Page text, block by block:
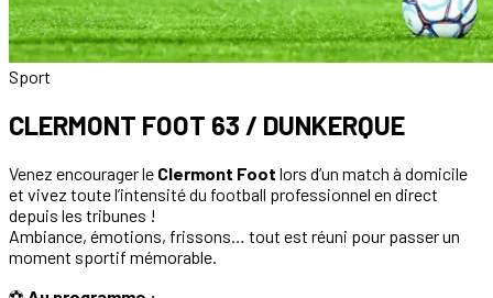
Sport
CLERMONT FOOT 63 / DUNKERQUE
Venez encourager le Clermont Foot lors d’un match à domicile
et vivez toute l’intensité du football professionnel en direct
depuis les tribunes !
Ambiance, émotions, frissons… tout est réuni pour passer un
moment sportif mémorable.